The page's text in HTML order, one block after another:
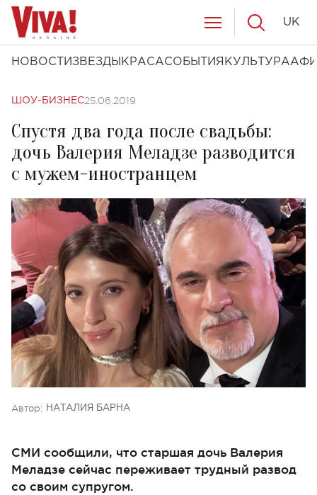
НОВОСТИ ЗВЕЗДЫ КРАСАСОБЫТИЯ КУЛЬТУРА
UK
ШОУ-БИЗНЕС25.06.2019
Спустя два года после свадьбы:
дочь Валерия Меладзе разводится
с мужем-иностранцем
Автор: НАТАЛИЯ БАРНА
СМИ сообщили, что старшая дочь Валерия
Меладзе сейчас переживает трудный развод
со своим супругом.